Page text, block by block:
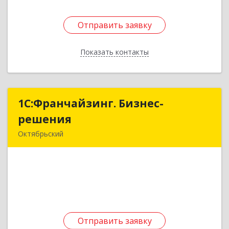
Отправить заявку
Показать контакты
Отправить заявку
Назад
1С:Франчайзинг. Бизнес-
решения
Октябрьский
Отправить заявку
1С:Франчайзинг. Бизнес-
Отправить заявку